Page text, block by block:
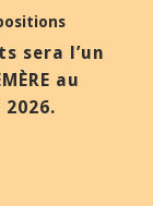
sera l’un
au